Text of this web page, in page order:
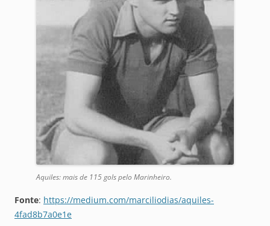
Aquiles: mais de 115 gols pelo Marinheiro.
Fonte: https://medium.com/marciliodias/aquiles-
4fad8b7a0e1e